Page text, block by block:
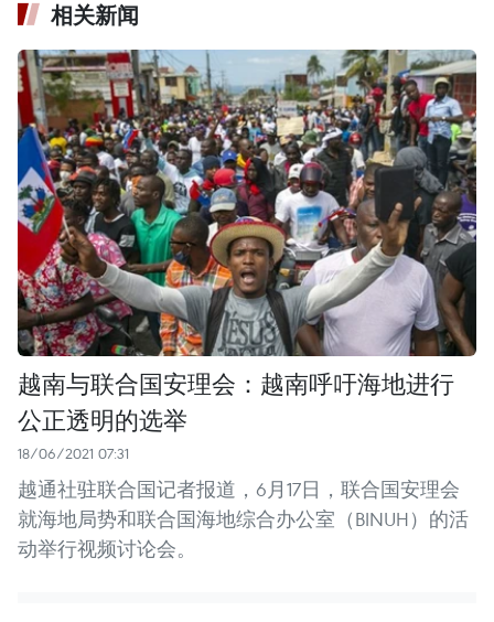
相关新闻
越南与联合国安理会：越南呼吁海地进行
公正透明的选举
18/06/2021 07:31
越通社驻联合国记者报道，6月17日，联合国安理会
就海地局势和联合国海地综合办公室（BINUH）的活
动举行视频讨论会。